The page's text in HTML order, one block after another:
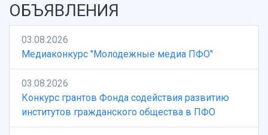
ОБЪЯВЛЕНИЯ
03.08.2026
Медиаконкурс "Молодежные медиа ПФО"
03.08.2026
Конкурс грантов Фонда содействия развитию
институтов гражданского общества в ПФО